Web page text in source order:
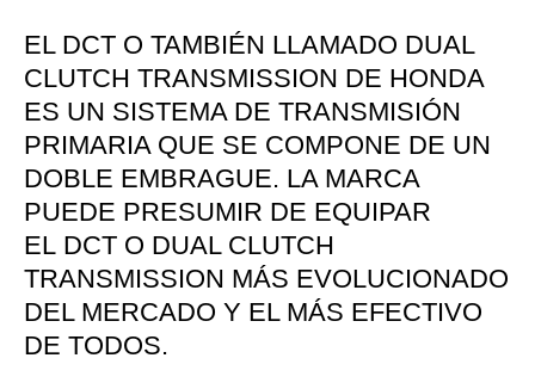
EL DCT O TAMBIÉN LLAMADO DUAL
CLUTCH TRANSMISSION DE HONDA
ES UN SISTEMA DE TRANSMISIÓN
PRIMARIA QUE SE COMPONE DE UN
DOBLE EMBRAGUE. LA MARCA
PUEDE PRESUMIR DE EQUIPAR
EL DCT O DUAL CLUTCH
TRANSMISSION MÁS EVOLUCIONADO
DEL MERCADO Y EL MÁS EFECTIVO
DE TODOS.